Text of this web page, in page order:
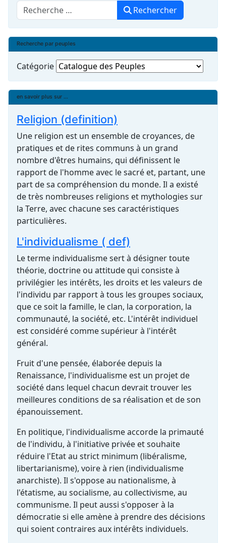
Rechercher Rechercher
Recherche par peuples
Catégorie
en savoir plus sur ...
Religion (definition)
Une religion est un ensemble de croyances, de
pratiques et de rites communs à un grand
nombre d'êtres humains, qui définissent le
rapport de l'homme avec le sacré et, partant, une
part de sa compréhension du monde. Il a existé
de très nombreuses religions et mythologies sur
la Terre, avec chacune ses caractéristiques
particulières.
L'individualisme ( def)
Le terme individualisme sert à désigner toute
théorie, doctrine ou attitude qui consiste à
privilégier les intérêts, les droits et les valeurs de
l'individu par rapport à tous les groupes sociaux,
que ce soit la famille, le clan, la corporation, la
communauté, la société, etc. L'intérêt individuel
est considéré comme supérieur à l'intérêt
général.
Fruit d'une pensée, élaborée depuis la
Renaissance, l'individualisme est un projet de
société dans lequel chacun devrait trouver les
meilleures conditions de sa réalisation et de son
épanouissement.
En politique, l'individualisme accorde la primauté
de l'individu, à l'initiative privée et souhaite
réduire l'Etat au strict minimum (libéralisme,
libertarianisme), voire à rien (individualisme
anarchiste). Il s'oppose au nationalisme, à
l'étatisme, au socialisme, au collectivisme, au
communisme. Il peut aussi s'opposer à la
démocratie si elle amène à prendre des décisions
qui soient contraires aux intérêts individuels.